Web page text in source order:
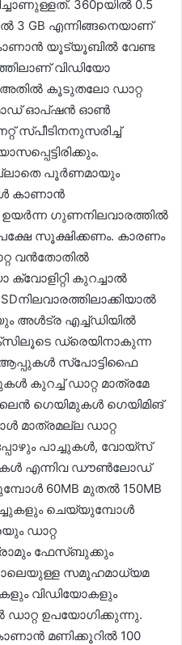
360pയിൽ 0.5
3 GB എന്നിങ്ങനെയാണ്
യൂട്യൂബിൽ വേണ്ട
വിഡിയോ
അതിൽ കൂടുതലോ ഡാറ്റ
മോഡ് ഓപ്ഷൻ ഓൺ
സ്പീടിനനുസരിച്ച്
പൂർണമായും
കാണാൻ
ഉയർന്ന ഗുണനിലവാരത്തിൽ
സൂക്ഷിക്കണം. കാരണം
വൻതോതിൽ
കുറച്ചാൽ
അൾട്ര എച്ച്ഡിയിൽ
ഡ്രെയിനാകുന്ന
സ്‌പോട്ടിഫൈ
കുറച്ച് ഡാറ്റ മാത്രമേ
ഗെയിമുകൾ ഗെയിമിങ്
മാത്രമല്ല ഡാറ്റ
പാച്ചുകൾ, വോയ്‌സ്
എന്നിവ ഡൗൺലോഡ്
60MB മുതൽ 150MB
ചെയ്യുമ്പോൾ
ഡാറ്റ
ഫേസ്ബുക്കും
സമൂഹമാധ്യമ
വിഡിയോകളും
ഉപയോഗിക്കുന്നു.
മണിക്കൂറിൽ 100